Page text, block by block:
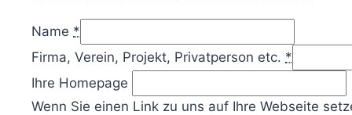
Name *
Firma, Verein, Projekt, Privatperson etc. *
Ihre Homepage
Wenn Sie einen Link zu uns auf Ihre Webseite